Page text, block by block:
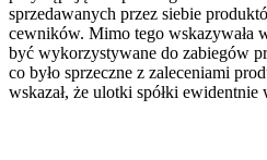
sprzedawanych przez siebie
cewników. Mimo tego wskazywała
być wykorzystywane do zabiegów
co było sprzeczne z zaleceniami
wskazał, że ulotki spółki ewidentnie